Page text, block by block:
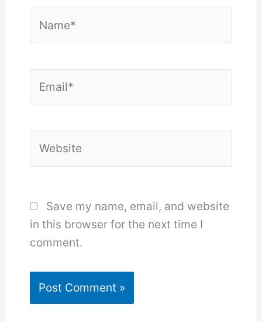
Save my name, email, and website
in this browser for the next time I
comment.